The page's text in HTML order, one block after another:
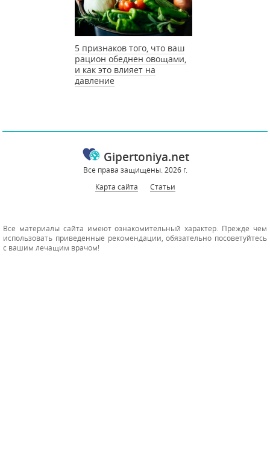
5 признаков того, что ваш
рацион обеднен овощами,
и как это влияет на
давление
Gipertoniya.net
Все права защищены. 2026 г.
Карта сайта
Статьи
Все материалы сайта имеют ознакомительный характер. Прежде чем
использовать приведенные рекомендации, обязательно посоветуйтесь
с вашим лечащим врачом!